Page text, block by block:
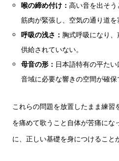
喉の締め付け：高い音を出そ
筋肉が緊張し、空気の通り道を
呼吸の浅さ： 胸式呼吸になり
供給されていない。
母音の形： 日本語特有の平た
音域に必要な響きの空間が確保
これらの問題を放置したまま練習
を痛めて歌うこと自体が苦痛にな
に、正しい基礎を身につけること